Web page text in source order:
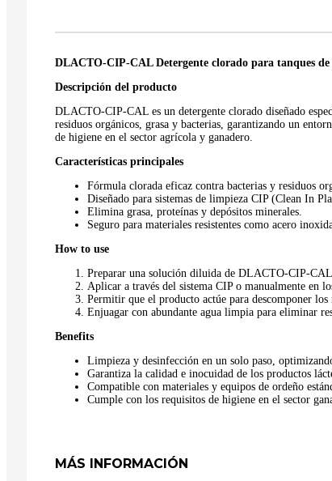
DLACTO-CIP-CAL Detergente clorado para tanques de
Descripción del producto
DLACTO-CIP-CAL es un detergente clorado diseñado
residuos orgánicos, grasa y bacterias, garantizando un
de higiene en el sector agrícola y ganadero.
Características principales
Fórmula clorada eficaz contra bacterias y residuos
Diseñado para sistemas de limpieza CIP (Clean In
Elimina grasa, proteínas y depósitos minerales.
Seguro para materiales resistentes como acero
How to use
Preparar una solución diluida de DLACTO-CIP-
Aplicar a través del sistema CIP o manualmente en
Permitir que el producto actúe para descomponer los
Enjuagar con abundante agua limpia para eliminar
Benefits
Limpieza y desinfección en un solo paso,
Garantiza la calidad e inocuidad de los productos
Compatible con materiales y equipos de ordeño
Cumple con los requisitos de higiene en el sector
MÁS INFORMACIÓN